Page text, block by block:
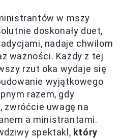
w mszy
doskonały duet,
nadaje chwilom
ważności. Każdy z tej
rzut oka wydaje się
wyjątkowego
razem, gdy
zwróćcie uwagę na
a ministrantami.
spektakl, który